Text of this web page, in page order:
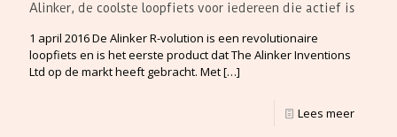
Alinker, de coolste loopfiets voor iedereen die actief is
1 april 2016 De Alinker R-volution is een revolutionaire
loopfiets en is het eerste product dat The Alinker Inventions
Ltd op de markt heeft gebracht. Met[…]
Lees meer